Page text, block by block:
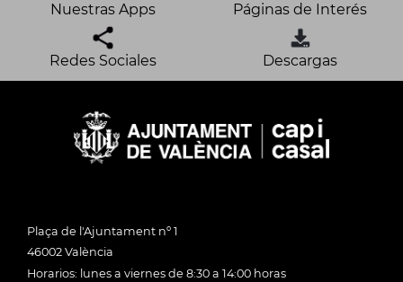
Nuestras Apps Páginas de Interés
Redes Sociales Descargas
Plaça de l'Ajuntament nº 1
46002 València
Horarios: lunes a viernes de 8:30 a 14:00 horas